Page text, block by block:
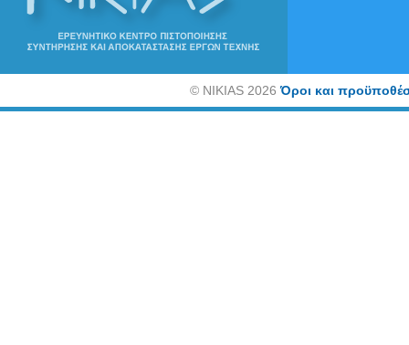
©NIKIAS 2026Όροι και